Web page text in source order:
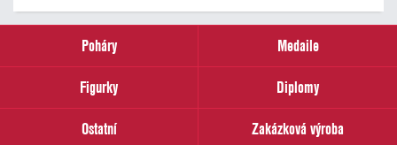
email
Poháry
Medaile
Figurky
Diplomy
Ostatní
Zakázková výroba